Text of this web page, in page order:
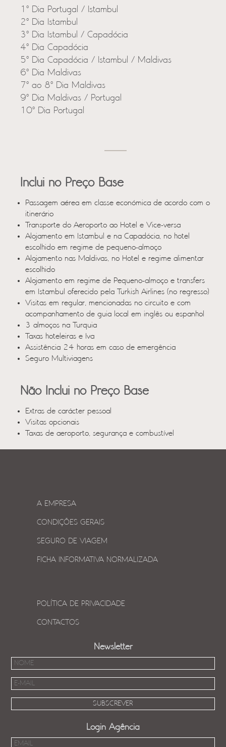
1º Dia Portugal / Istambul
2º Dia Istambul
3º Dia Istambul / Capadócia
4º Dia Capadócia
5º Dia Capadócia / Istambul / Maldivas
6º Dia Maldivas
7º ao 8º Dia Maldivas
9º Dia Maldivas / Portugal
10º Dia Portugal
Inclui no Preço Base
Passagem aérea em classe económica de acordo com o
itinerário
Transporte do Aeroporto ao Hotel e Vice-versa
Alojamento em Istambul e na Capadócia, no hotel
escolhido em regime de pequeno-almoço
Alojamento nas Maldivas, no Hotel e regime alimentar
escolhido
Alojamento em regime de Pequeno-almoço e transfers
em Istambul oferecido pela Turkish Airlines (no regresso)
Visitas em regular, mencionadas no circuito e com
acompanhamento de guia local em inglês ou espanhol
3 almoços na Turquia
Taxas hoteleiras e Iva
Assistência 24 horas em caso de emergência
Seguro Multiviagens
Não Inclui no Preço Base
Extras de carácter pessoal
Visitas opcionais
Taxas de aeroporto, segurança e combustível
A EMPRESA
CONDIÇÕES GERAIS
SEGURO DE VIAGEM
FICHA INFORMATIVA NORMALIZADA
POLÍTICA DE PRIVACIDADE
CONTACTOS
Newsletter
Login Agência